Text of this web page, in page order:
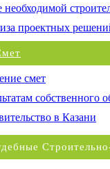
необходимой
проектных
смет
собственного
в Казани